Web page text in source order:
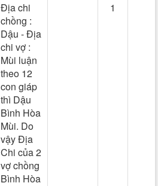
Địa chi
chồng :
Dậu - Địa
chi vợ :
Mùi luận
theo 12
con giáp
thì Dậu
Bình Hòa
Mùi. Do
vậy Địa
Chi của 2
vợ chồng
Bình Hòa
1